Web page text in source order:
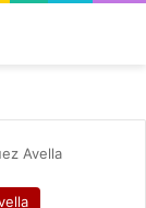
Avella